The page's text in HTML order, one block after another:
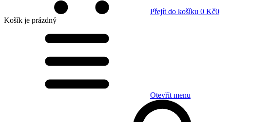
Přejít do košíku 0 Kč0
Košík je prázdný
Otevřít menu